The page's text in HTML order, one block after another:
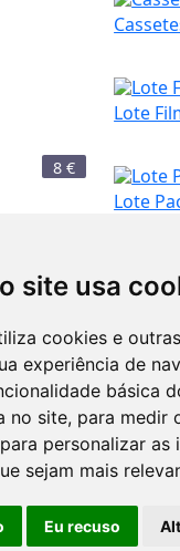
site usa
cookies e
experiência de
básica
no site, para medir
personalizar as
sejam mais
Eu recuso
8 €
7 €
Lote
Lote
Sony 180
Faro
- Diamante de